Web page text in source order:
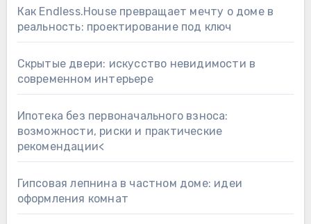
Как Endless.House превращает мечту о доме в
реальность: проектирование под ключ
Скрытые двери: искусство невидимости в
современном интерьере
Ипотека без первоначального взноса:
возможности, риски и практические
рекомендации<
Гипсовая лепнина в частном доме: идеи
оформления комнат